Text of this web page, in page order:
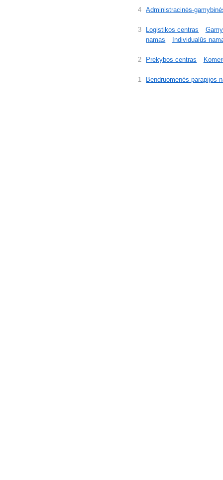
4 Administracinės-
3 Logistikos centras
namas
Individualūs
2 Prekybos centras
1 Bendruomenės parapijos